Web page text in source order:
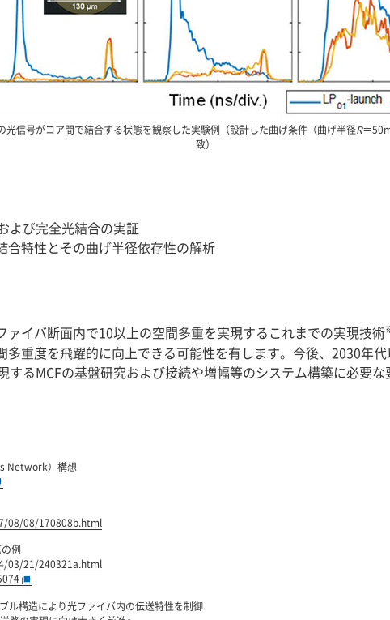
信号がコア間で結合する状態を観察した実験例（設計した曲げ条件（曲げ半径R＝
致）
よび完全光結合の実証
特性とその曲げ半径依存性の解析
ァイバ断面内で10以上の空間多重を実現するこれまでの実現技術
多重度を飛躍的に向上できる可能性を有します。今後、2030年
るMCFの基盤研究および接続や増幅等のシステム構築に必要な
Network）構想
08/08/170808b.html
例
03/21/240321a.html
構造により光ファイバ内の伝送特性を制御